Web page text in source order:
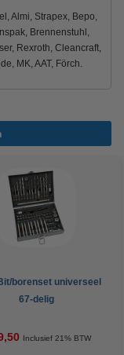
Almi, Strapex, Bepo,
Brennenstuhl,
Rexroth, Cleancraft,
MK, AAT, Förch.
borenset universeel
67-delig
Inclusief 21% BTW